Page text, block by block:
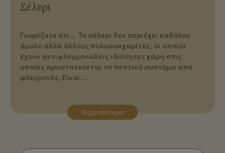
Σέλερι
Γνωρίζατε ότι… Το σέλερι δεν περιέχει καθόλου
άμυλο αλλά άλλους πολυσακχαρίτες, οι οποίοι
έχουν αντιφλεγμονώδεις ιδιότητες χάρη στις
οποίες προστατεύεται το πεπτικό συστήμα από
φλεγμονές. Είναι...
Περισσότερα